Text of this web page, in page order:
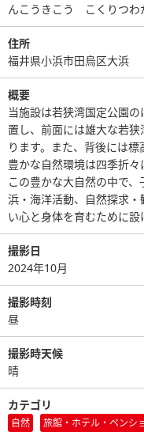
んこうきこう こくりつわ
住所
福井県小浜市田烏区大浜
概要
当施設は若狭湾国定公園
置し、前面には雄大な若
ります。また、背後には標
豊かな自然環境は四季折々
この豊かな大自然の中で
浜・海洋活動、自然探求
い心と身体を育むために設
撮影日
2024年10月
撮影時刻
昼
撮影時天候
晴
カテゴリ
自然 旅館・ホテル・ペンシ